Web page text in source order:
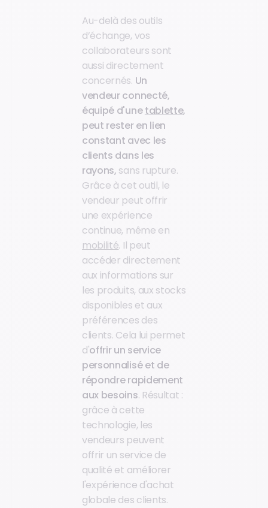
Au-delà des outils
d’échange, vos
collaborateurs sont
aussi directement
concernés. Un
vendeur connecté,
équipé d'unetablette,
peut rester en lien
constant avec les
clients dans les
rayons, sans rupture.
Grâce à cet outil, le
vendeur peut offrir
une expérience
continue, même en
mobilité. Il peut
accéder directement
aux informations sur
les produits, aux stocks
disponibles et aux
préférences des
clients. Cela lui permet
d'offrir un service
personnalisé et de
répondre rapidement
aux besoins. Résultat :
grâce à cette
technologie, les
vendeurs peuvent
offrir un service de
qualité et améliorer
l'expérience d'achat
globale des clients.